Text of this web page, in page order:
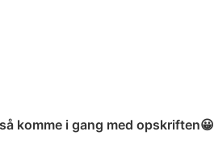
komme i gang med opskriften😀